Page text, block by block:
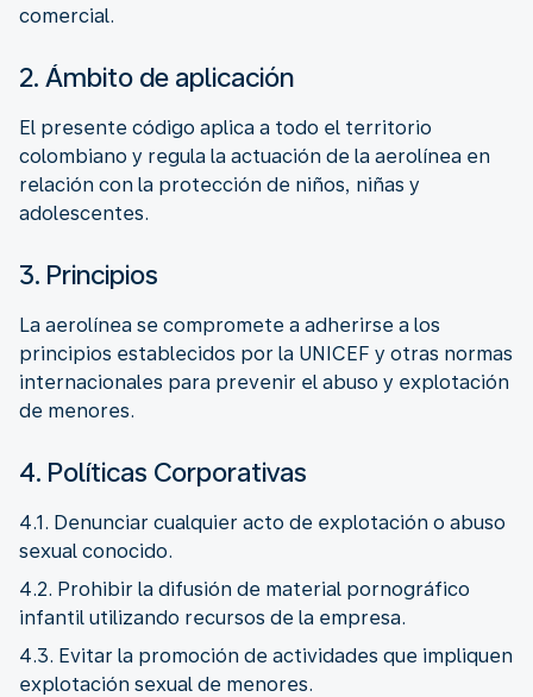
comercial.
2. Ámbito de aplicación
El presente código aplica a todo el territorio
colombiano y regula la actuación de la aerolínea en
relación con la protección de niños, niñas y
adolescentes.
3. Principios
La aerolínea se compromete a adherirse a los
principios establecidos por la UNICEF y otras normas
internacionales para prevenir el abuso y explotación
de menores.
4. Políticas Corporativas
4.1. Denunciar cualquier acto de explotación o abuso
sexual conocido.
4.2. Prohibir la difusión de material pornográfico
infantil utilizando recursos de la empresa.
4.3. Evitar la promoción de actividades que impliquen
explotación sexual de menores.